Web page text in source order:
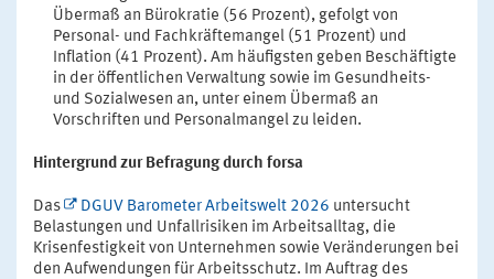
Übermaß an Bürokratie (56 Prozent), gefolgt von
Personal- und Fachkräftemangel (51 Prozent) und
Inflation (41 Prozent). Am häufigsten geben Beschäftigte
in der öffentlichen Verwaltung sowie im Gesundheits-
und Sozialwesen an, unter einem Übermaß an
Vorschriften und Personalmangel zu leiden.
Hintergrund zur Befragung durch forsa
Das DGUV Barometer Arbeitswelt 2026 untersucht
Belastungen und Unfallrisiken im Arbeitsalltag, die
Krisenfestigkeit von Unternehmen sowie Veränderungen bei
den Aufwendungen für Arbeitsschutz. Im Auftrag des